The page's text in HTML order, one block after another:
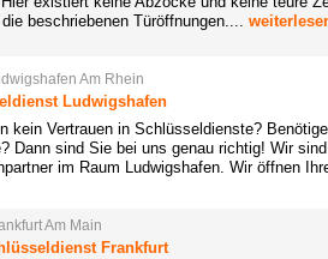
beschriebenen Türöffnungen....
Am Rhein
Ludwigshafen
kein Vertrauen in Schlüsseldienste?
Dann sind Sie bei uns genau richtig! Wir
im Raum Ludwigshafen. Wir öffnen
Am Main
Frankfurt